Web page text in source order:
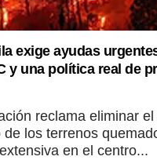
exige ayudas
y una política real de
reclama eliminar
de los terrenos
en el centro...